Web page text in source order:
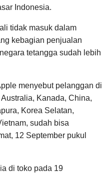
Indonesia.
tidak masuk dalam
kebagian penjualan
tetangga sudah lebih
menyebut pelanggan di
Kanada, China,
Korea Selatan,
sudah bisa
12 September pukul
di toko pada 19